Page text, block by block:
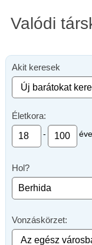
Valódi
Akit keresek
Életkora:
-
Hol?
Vonzáskörzet: